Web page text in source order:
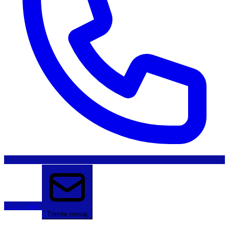
Sună acum
Trimite mesaj